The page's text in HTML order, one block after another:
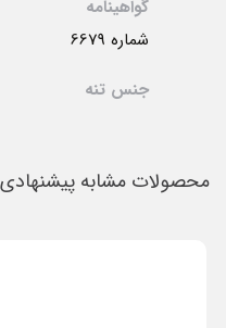
گواهینامه
شماره 6679
جنس تنه
محصولات مشابه پیشنهادی